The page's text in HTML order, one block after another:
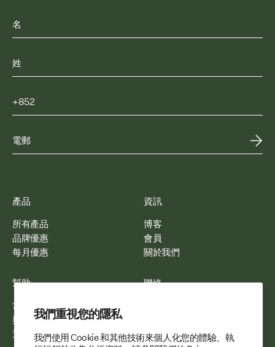
我們重視您的隱私
我們使用 Cookie 和其他技術來個人化您的體驗、執
產品
所有產品
品牌優惠
每月優惠
資訊
博客
會員
關於我們
幫助
常見問題
與我們合作
運送與配送
聯絡